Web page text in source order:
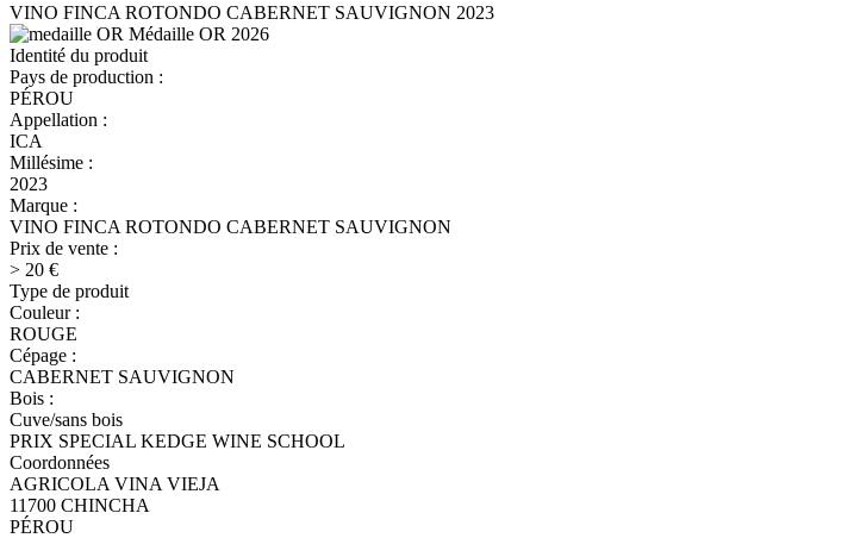
VINO FINCA ROTONDO CABERNET SAUVIGNON 2023
Médaille OR 2026
Identité du produit
Pays de production :
PÉROU
Appellation :
ICA
Millésime :
2023
Marque :
VINO FINCA ROTONDO CABERNET SAUVIGNON
Prix de vente :
> 20 €
Type de produit
Couleur :
ROUGE
Cépage :
CABERNET SAUVIGNON
Bois :
Cuve/sans bois
PRIX SPECIAL KEDGE WINE SCHOOL
Coordonnées
AGRICOLA VINA VIEJA
11700 CHINCHA
PÉROU